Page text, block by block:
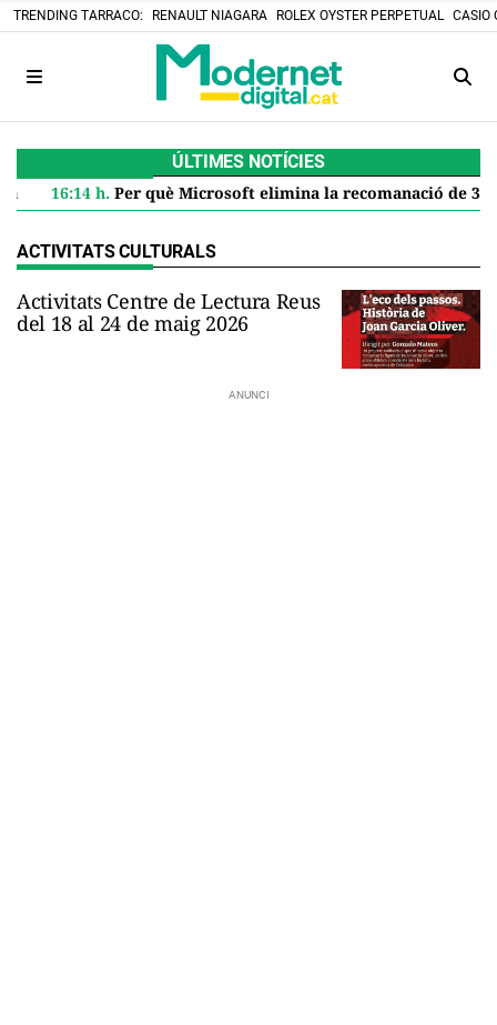
TRENDING TARRACO: RENAULT NIAGARA ROLEX OYSTER PERPETUAL CASIO
ÚLTIMES NOTÍCIES
16:14 h.Per què Microsoft elimina la recomanació de 32 GB de RAM per a Windows 11 i què significa per a tu
ACTIVITATS CULTURALS
Activitats Centre de Lectura Reus
del 18 al 24 de maig 2026